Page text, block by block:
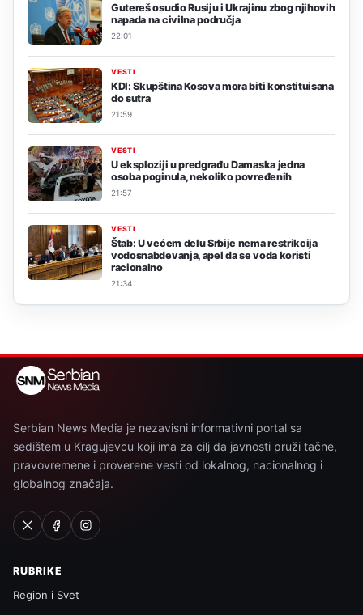
Gutereš osudio Rusiju i Ukrajinu zbog njihovih
napada na civilna područja
22:01
VESTI
KDI: Skupština Kosova mora biti konstituisana
do sutra
21:59
VESTI
U eksploziji u predgrađu Damaska jedna
osoba poginula, nekoliko povređenih
21:57
VESTI
Štab: U većem delu Srbije nema restrikcija
vodosnabdevanja, apel da se voda koristi
racionalno
21:34
Serbian News Media je nezavisni informativni portal sa
sedištem u Kragujevcu koji ima za cilj da javnosti pruži tačne,
pravovremene i proverene vesti od lokalnog, nacionalnog i
globalnog značaja.
RUBRIKE
Region i Svet